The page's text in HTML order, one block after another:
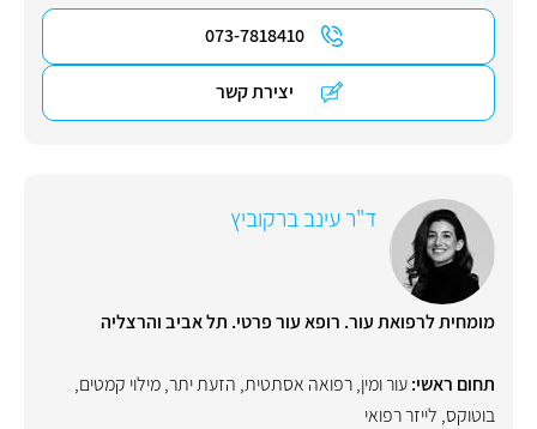
073-7818410
יצירת קשר
ד"ר עינב ברקוביץ
מומחית לרפואת עור. רופא עור פרטי. תל אביב והרצליה
תחום ראשי:עור ומין,רפואה אסתטית, הזעת יתר,מילוי קמטים,
בוטוקס, לייזר רפואי